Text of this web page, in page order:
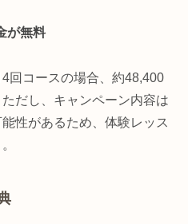
が無料
回コースの場合、約48,400
だし、キャンペーン内容は
性があるため、体験レッス